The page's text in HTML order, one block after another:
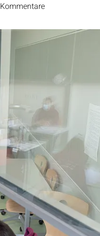
Kommentare